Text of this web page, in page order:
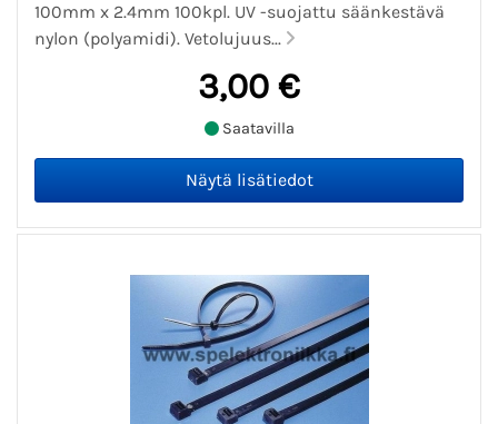
100mm x 2.4mm 100kpl. UV -suojattu säänkestävä
nylon (polyamidi). Vetolujuus...
3,00 €
Saatavilla